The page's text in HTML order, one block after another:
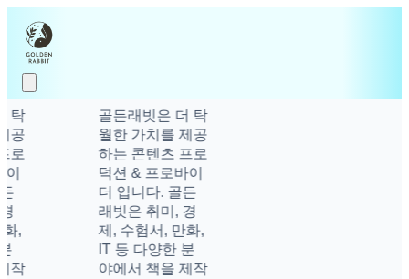
골든래빗은 더 탁
월한 가치를 제공
하는 콘텐츠 프로
덕션 & 프로바이
더 입니다. 골든
래빗은 취미, 경
제, 수험서, 만화,
IT 등 다양한 분
야에서 책을 제작